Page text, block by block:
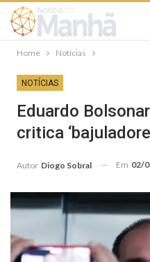
Home Notícias
NOTÍCIAS
Eduardo
critica
Autor Diogo Sobral Em 02/